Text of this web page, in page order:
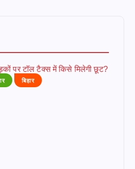
बिहार